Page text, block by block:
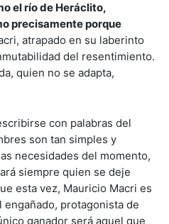
el río de Heráclito,
precisamente porque
atrapado en su laberinto
del resentimiento.
quien no se adapta,
con palabras del
son tan simples y
necesidades del momento,
siempre quien se deje
esta vez, Mauricio Macri es
protagonista de
ganador será aquel que